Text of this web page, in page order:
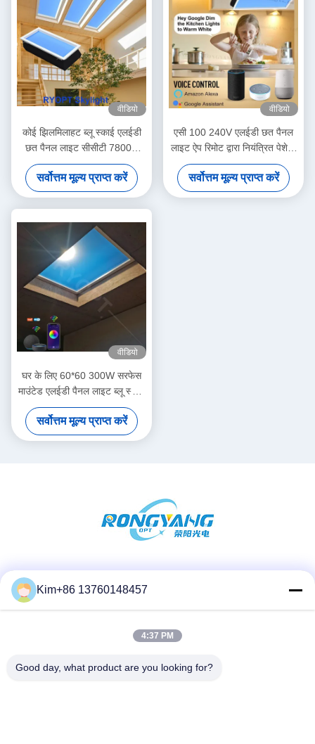
वीडियो
कोई झिलमिलाहट ब्लू स्काई एलईडी
छत पैनल लाइट सीसीटी 7800K
प्रैक्टिकल
सर्वोत्तम मूल्य प्राप्त करें
वीडियो
एसी 100 240V एलईडी छत पैनल
लाइट ऐप रिमोट द्वारा नियंत्रित पेशेवर
वाणिज्यिक प्रकाश व्यवस्था के लिए
डिज़ाइन किया गया
सर्वोत्तम मूल्य प्राप्त करें
वीडियो
घर के लिए 60*60 300W सरफेस
माउंटेड एलईडी पैनल लाइट ब्लू स्काई
लैंप
सर्वोत्तम मूल्य प्राप्त करें
त्वरित संपर्क
दूरभाष:
Kim+86 13760148457
4:37 PM
Good day, what product are you looking for?